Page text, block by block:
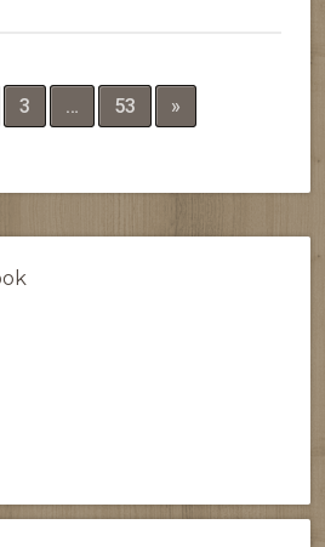
3 … 53 »